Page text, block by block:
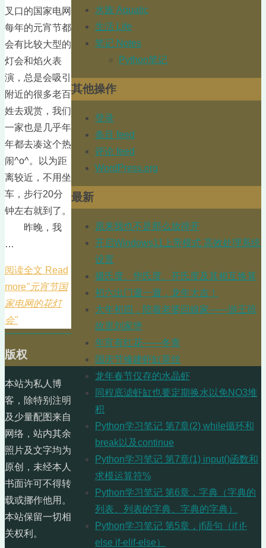
叉口的国家电网
每年的元宵节都
会有比较大型的
灯会和焰火表
演，总是会吸引
附近的很多老百
姓去观赏，我们
一家也是几乎年
年都去凑这个热
闹^o^。以为距
离较近，不用坐
车，步行20分
钟左右就到了。
昨晚，我
…
阅读全文 Read
more"元宵节国
家电网的花灯
会"
水族 Aquatic
生活 Life
笔记 Notes
Python笔记
其他操作
登录
条目 feed
评论 feed
WordPress.org
最新
原来我也不是那么放得开
开启Windows11上帝模式 高效处理系统
设置
摄氏度、华氏度、开氏度及其相互换算
初六出门遛一遛，龙年大吉！
大年初四，陪着老婆回娘家——游王琼
故里刘家堡
年宵有红花——冬青
国庆节修建虾缸莫丝
龙年春节仅存的水晶虾
同程底滤虾缸也要定期换水以免NO3堆
积
Python学习笔记 第7章(2) while循环和
break以及continue
Python学习笔记 第7章(1) input()函数和
求模运算符%
Python学习笔记 第6章，字典（字典的
列表、列表的字典、字典的字典）
Python学习笔记 第5章，jf语句（if if-
else if-elif-else）
版权
本站为私人博
客，除特别注明
及少量配图来自
网络，站内其余
照片及文字均为
原创，未经本人
书面许可不得转
载或挪作他用。
本站保留一切相
关权利。